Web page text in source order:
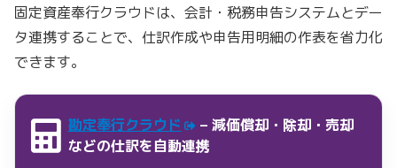
固定資産奉行クラウドは、会計・税務申告システムとデー
タ連携することで、仕訳作成や申告用明細の作表を省力化
できます。
勘定奉行クラウド
– 減価償却・除却・売却
などの仕訳を自動連携